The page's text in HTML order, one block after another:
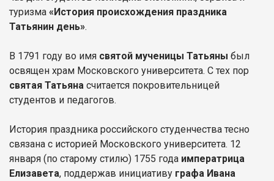
туризма «История происхождения праздника
Татьянин день».
В 1791 году во имя святой мученицы Татьяны был
освящен храм Московского университета. С тех пор
святая Татьяна считается покровительницей
студентов и педагогов.
История праздника российского студенчества тесно
связана с историей Московского университета. 12
января (по старому стилю) 1755 года императрица
Елизавета, поддержав инициативу графа Ивана